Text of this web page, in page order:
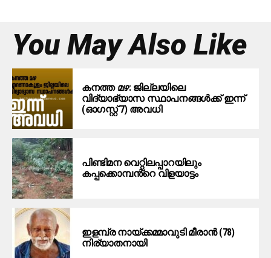
You May Also Like
കനത്ത മഴ: ജില്ലയിലെ
വിദ്യാഭ്യാസ സ്ഥാപനങ്ങള്‍ക്ക് ഇന്ന്
(ഓഗസ്റ്റ് 7) അവധി
പിണ്ടിമന വെറ്റിലപ്പാറയിലും
കപ്പക്കൊമ്പൻ്റെ വിളയാട്ടം
ഇളമ്പ്ര നായ്ക്കമ്മാവുടി മീരാൻ (78)
നിര്യാതനായി